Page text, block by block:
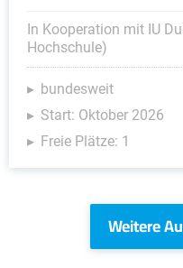
In Kooperation mit IU
Hochschule)
bundesweit
Start: Oktober 2026
Freie Plätze: 1
Weitere